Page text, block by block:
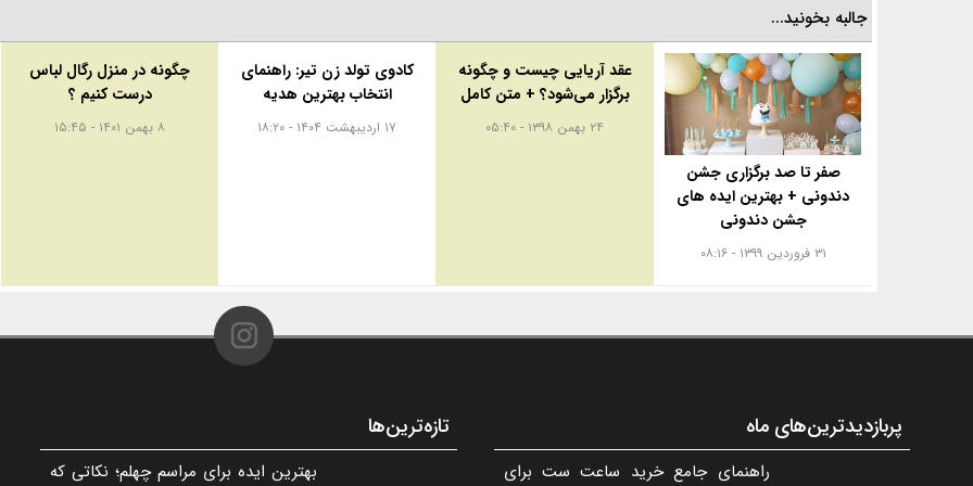
جالبه بخونید...
صفر تا صد برگزاری جشن
دندونی + بهترین ایده های
جشن دندونی
۳۱ فروردین ۱۳۹۹ - ۰۸:۱۶
عقد آریایی چیست و چگونه
برگزار می‌شود؟ + متن کامل
۲۴ بهمن ۱۳۹۸ - ۰۵:۴۰
کادوی تولد زن تیر: راهنمای
انتخاب بهترین هدیه
۱۷ اردیبهشت ۱۴۰۴ - ۱۸:۲۰
چگونه در منزل رگال لباس
درست کنیم ؟
۸ بهمن ۱۴۰۱ - ۱۵:۴۵
پربازدیدترین‌های ماه
راهنمای جامع خرید ساعت ست برای
تازه‌ترین‌ها
بهترین ایده برای مراسم چهلم؛ نکاتی که